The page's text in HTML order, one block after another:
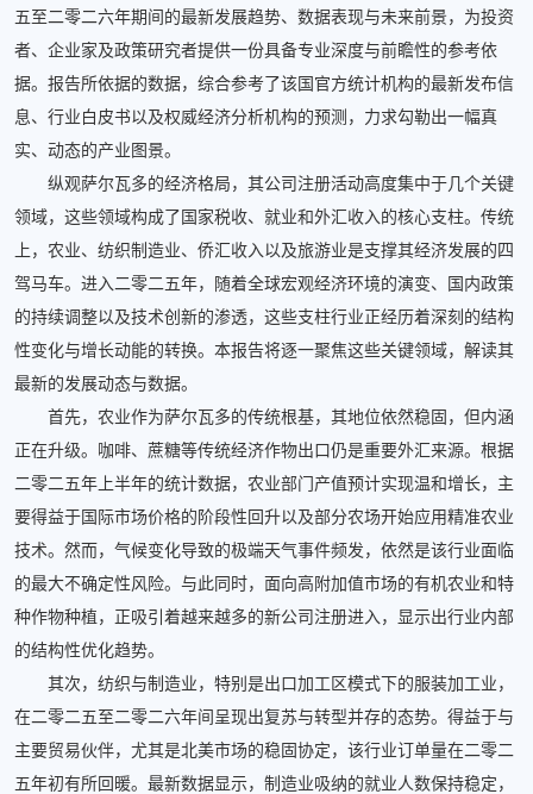
五至二零二六年期间的最新发展趋势、数据表现与未来前景，为投资
者、企业家及政策研究者提供一份具备专业深度与前瞻性的参考依
据。报告所依据的数据，综合参考了该国官方统计机构的最新发布信
息、行业白皮书以及权威经济分析机构的预测，力求勾勒出一幅真
实、动态的产业图景。
纵观萨尔瓦多的经济格局，其公司注册活动高度集中于几个关键
领域，这些领域构成了国家税收、就业和外汇收入的核心支柱。传统
上，农业、纺织制造业、侨汇收入以及旅游业是支撑其经济发展的四
驾马车。进入二零二五年，随着全球宏观经济环境的演变、国内政策
的持续调整以及技术创新的渗透，这些支柱行业正经历着深刻的结构
性变化与增长动能的转换。本报告将逐一聚焦这些关键领域，解读其
最新的发展动态与数据。
首先，农业作为萨尔瓦多的传统根基，其地位依然稳固，但内涵
正在升级。咖啡、蔗糖等传统经济作物出口仍是重要外汇来源。根据
二零二五年上半年的统计数据，农业部门产值预计实现温和增长，主
要得益于国际市场价格的阶段性回升以及部分农场开始应用精准农业
技术。然而，气候变化导致的极端天气事件频发，依然是该行业面临
的最大不确定性风险。与此同时，面向高附加值市场的有机农业和特
种作物种植，正吸引着越来越多的新公司注册进入，显示出行业内部
的结构性优化趋势。
其次，纺织与制造业，特别是出口加工区模式下的服装加工业，
在二零二五至二零二六年间呈现出复苏与转型并存的态势。得益于与
主要贸易伙伴，尤其是北美市场的稳固协定，该行业订单量在二零二
五年初有所回暖。最新数据显示，制造业吸纳的就业人数保持稳定，